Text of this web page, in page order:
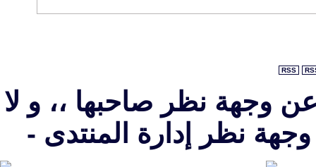
RSS
وجهة نظر صاحبها ،، و لا
نظر إدارة المنتدى -